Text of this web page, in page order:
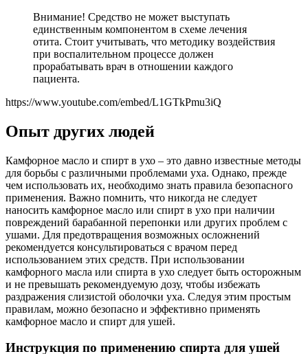
Внимание! Средство не может выступать
единственным компонентом в схеме лечения
отита. Стоит учитывать, что методику воздействия
при воспалительном процессе должен
прорабатывать врач в отношении каждого
пациента.
https://www.youtube.com/embed/L1GTkPmu3iQ
Опыт других людей
Камфорное масло и спирт в ухо – это давно известные методы
для борьбы с различными проблемами уха. Однако, прежде
чем использовать их, необходимо знать правила безопасного
применения. Важно помнить, что никогда не следует
наносить камфорное масло или спирт в ухо при наличии
повреждений барабанной перепонки или других проблем с
ушами. Для предотвращения возможных осложнений
рекомендуется консультироваться с врачом перед
использованием этих средств. При использовании
камфорного масла или спирта в ухо следует быть осторожным
и не превышать рекомендуемую дозу, чтобы избежать
раздражения слизистой оболочки уха. Следуя этим простым
правилам, можно безопасно и эффективно применять
камфорное масло и спирт для ушей.
Инструкция по применению спирта для ушей